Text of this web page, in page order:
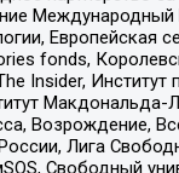
fonds,
Insider,
Возрождение,
Лига
Свободный